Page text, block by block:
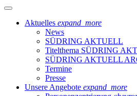
Aktuelles expand_more
News
SÜDRING AKTUELL
Titelthema SÜDRING
SÜDRING AKTUELL
Termine
Presse
Unsere Angebote expand_more